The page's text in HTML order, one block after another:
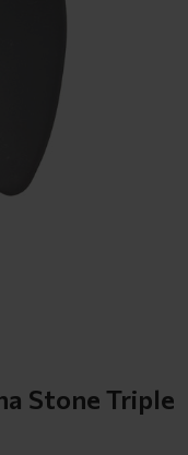
Stone Triple